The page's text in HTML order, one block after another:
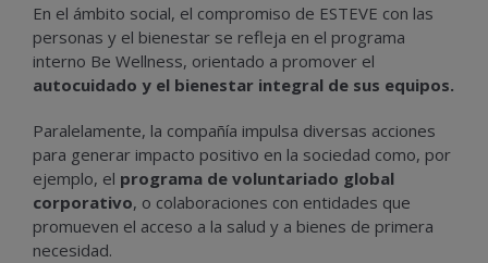
En el ámbito social, el compromiso de ESTEVE con las
personas y el bienestar se refleja en el programa
interno Be Wellness, orientado a promover el
autocuidado y el bienestar integral de sus equipos.
Paralelamente, la compañía impulsa diversas acciones
para generar impacto positivo en la sociedad como, por
ejemplo, el programa de voluntariado global
corporativo, o colaboraciones con entidades que
promueven el acceso a la salud y a bienes de primera
necesidad.